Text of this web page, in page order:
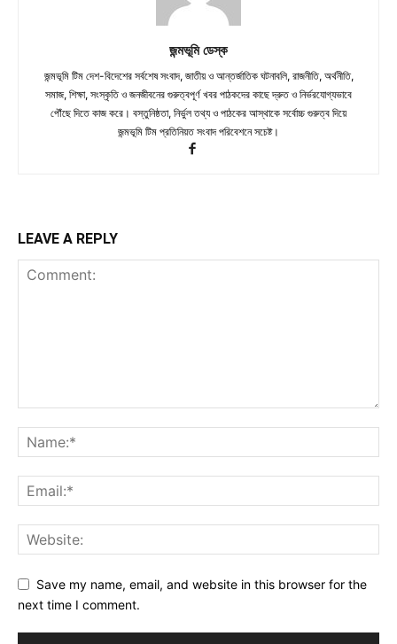
জন্মভূমি ডেস্ক
জন্মভূমি টিম দেশ-বিদেশের সর্বশেষ সংবাদ, জাতীয় ও আন্তর্জাতিক ঘটনাবলি, রাজনীতি, অর্থনীতি,
সমাজ, শিক্ষা, সংস্কৃতি ও জনজীবনের গুরুত্বপূর্ণ খবর পাঠকদের কাছে দ্রুত ও নির্ভরযোগ্যভাবে
পৌঁছে দিতে কাজ করে। বস্তুনিষ্ঠতা, নির্ভুল তথ্য ও পাঠকের আস্থাকে সর্বোচ্চ গুরুত্ব দিয়ে
জন্মভূমি টিম প্রতিনিয়ত সংবাদ পরিবেশনে সচেষ্ট।
LEAVE A REPLY
Save my name, email, and website in this browser for the
next time I comment.